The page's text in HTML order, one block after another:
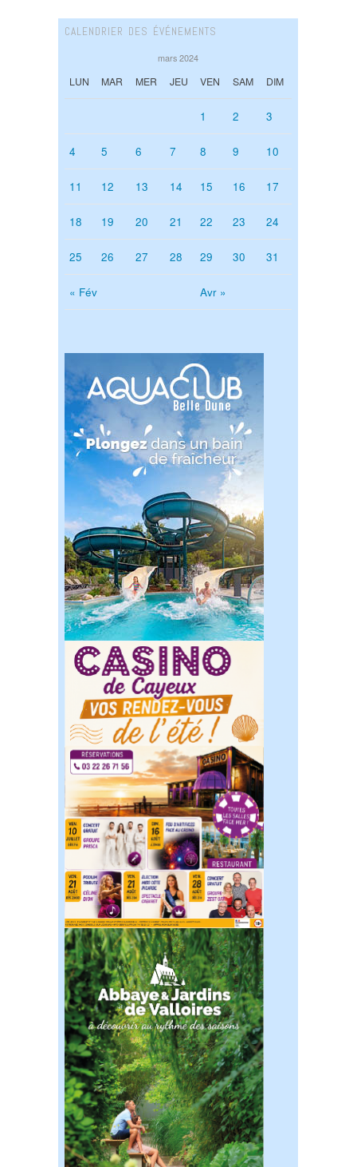
CALENDRIER DES ÉVÉNEMENTS
mars 2024
LUN MAR MER JEU VEN SAM DIM
« Fév Avr »
1 2 3
4 5 6 7 8 9 10
11 12 13 14 15 16 17
18 19 20 21 22 23 24
25 26 27 28 29 30 31